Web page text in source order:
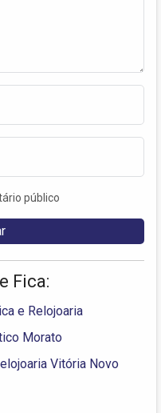
público
Fica:
e Relojoaria
Morato
Vitória Novo